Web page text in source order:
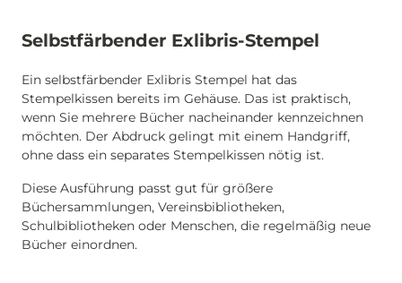
Selbstfärbender Exlibris-Stempel
Ein selbstfärbender Exlibris Stempel hat das
Stempelkissen bereits im Gehäuse. Das ist praktisch,
wenn Sie mehrere Bücher nacheinander kennzeichnen
möchten. Der Abdruck gelingt mit einem Handgriff,
ohne dass ein separates Stempelkissen nötig ist.
Diese Ausführung passt gut für größere
Büchersammlungen, Vereinsbibliotheken,
Schulbibliotheken oder Menschen, die regelmäßig neue
Bücher einordnen.